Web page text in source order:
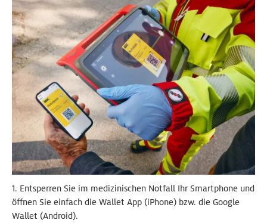
1. Entsperren Sie im medizinischen Notfall Ihr Smartphone und
öffnen Sie einfach die Wallet App (iPhone) bzw. die Google
Wallet (Android).